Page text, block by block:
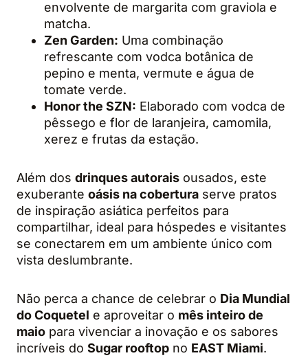
envolvente de margarita com graviola e
matcha.
Zen Garden: Uma combinação
refrescante com vodca botânica de
pepino e menta, vermute e água de
tomate verde.
Honor the SZN: Elaborado com vodca de
pêssego e flor de laranjeira, camomila,
xerez e frutas da estação.
Além dos drinques autorais ousados, este
exuberante oásis na cobertura serve pratos
de inspiração asiática perfeitos para
compartilhar, ideal para hóspedes e visitantes
se conectarem em um ambiente único com
vista deslumbrante.
Não perca a chance de celebrar o Dia Mundial
do Coquetel e aproveitar o mês inteiro de
maio para vivenciar a inovação e os sabores
incríveis do Sugar rooftop no EAST Miami.